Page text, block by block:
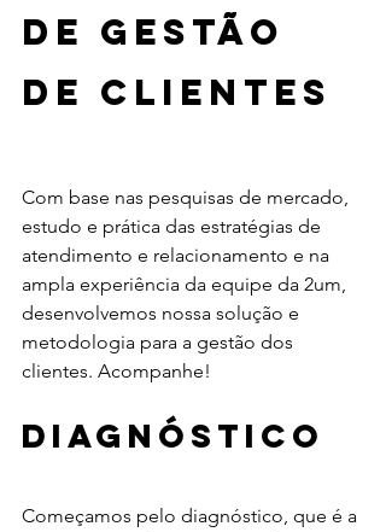
de gestão
de clientes
Com base nas pesquisas de mercado,
estudo e prática das estratégias de
atendimento e relacionamento e na
ampla experiência da equipe da 2um,
desenvolvemos nossa solução e
metodologia para a gestão dos
clientes. Acompanhe!
Diagnóstico
Começamos pelo diagnóstico, que é a